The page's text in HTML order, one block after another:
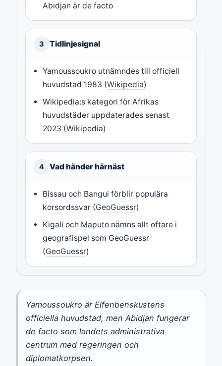
Abidjan är de facto
3 Tidlinjesignal
Yamoussoukro utnämndes till officiell
huvudstad 1983 (Wikipedia)
Wikipedia:s kategori för Afrikas
huvudstäder uppdaterades senast
2023 (Wikipedia)
4 Vad händer härnäst
Bissau och Bangui förblir populära
korsordssvar (GeoGuessr)
Kigali och Maputo nämns allt oftare i
geografispel som GeoGuessr
(GeoGuessr)
Yamoussoukro är Elfenbenskustens
officiella huvudstad, men Abidjan fungerar
de facto som landets administrativa
centrum med regeringen och
diplomatkorpsen.